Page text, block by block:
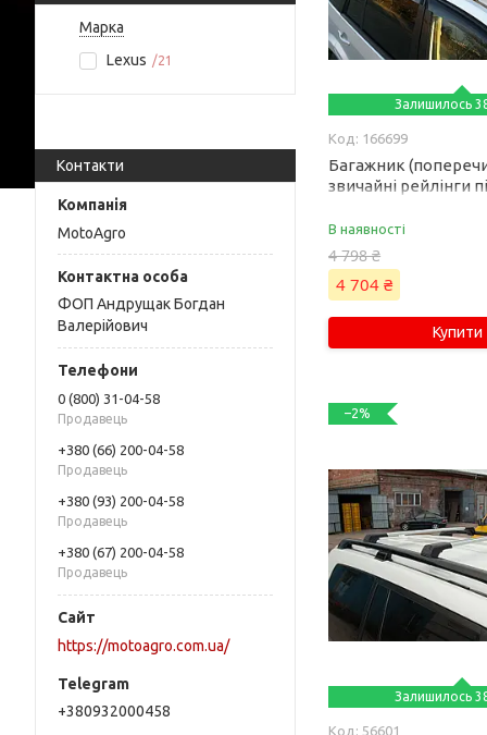
Марка
Lexus
21
Контакти
MotoAgro
ФОП Андрущак Богдан
Валерійович
0 (800) 31-04-58
Продавець
+380 (66) 200-04-58
Продавець
+380 (93) 200-04-58
Продавець
+380 (67) 200-04-58
Продавець
https://motoagro.com.ua/
+380932000458
Залишилось
166699
Багажник
звичайні рейлінги
чорний для Lexus
2009 рр
В наявності
4 798 ₴
4 704 ₴
Купити
–2%
Залишилось
56601